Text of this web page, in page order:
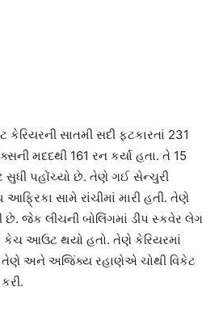
કેરિયરની સાતમી સદી ફટકારતાં 231
મદદથી 161 રન કર્યા હતા. તે 15
સુધી પહોંચ્યો છે. તેણે ગઈ સેન્ચુરી
સામે રાંચીમાં મારી હતી. તેણે
છે. જેક લીચની બોલિંગમાં ડીપ સ્કવેર લેગ
કેચ આઉટ થયો હતો. તેણે કેરિયરમાં
તેણે અને અજિંક્ય રહાણેએ ચોથી વિકેટ